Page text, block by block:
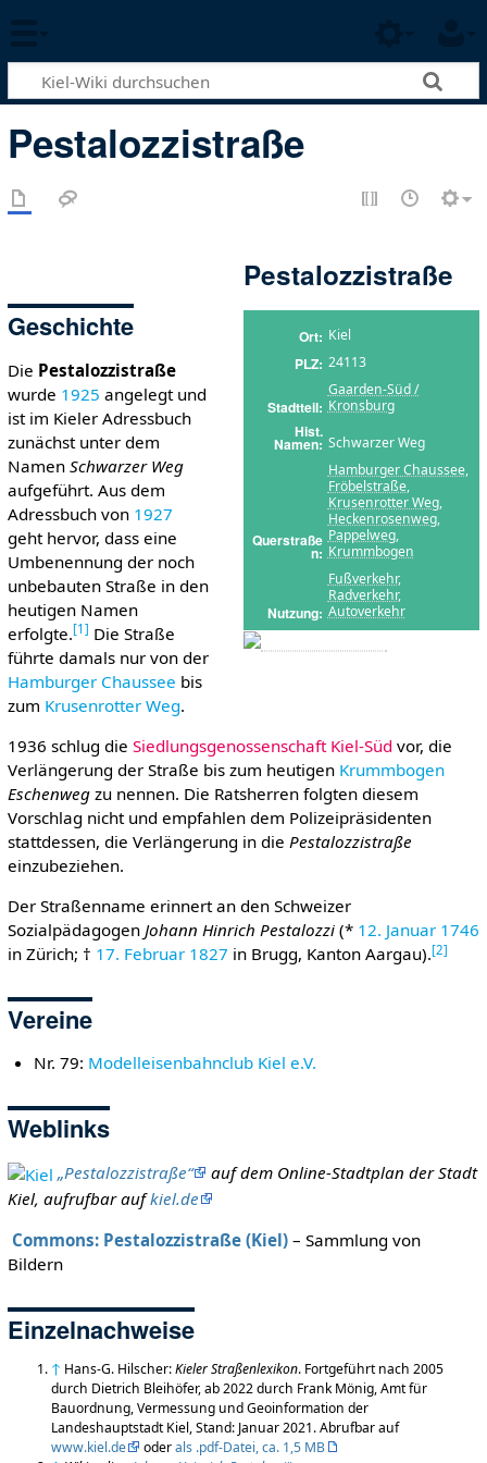
Pestalozzistraße
Pestalozzistraße
Ort Kiel
PLZ 24113
Stadtteil
Gaarden-Süd /
Kronsburg
Hist.
Namen Schwarzer Weg
Querstraße
n
Hamburger Chaussee,
Fröbelstraße,
Krusenrotter Weg,
Heckenrosenweg,
Pappelweg,
Krummbogen
Nutzung
Fußverkehr,
Radverkehr,
Autoverkehr
Geschichte
Die Pestalozzistraße
wurde 1925 angelegt und
ist im Kieler Adressbuch
zunächst unter dem
Namen Schwarzer Weg
aufgeführt. Aus dem
Adressbuch von 1927
geht hervor, dass eine
Umbenennung der noch
unbebauten Straße in den
heutigen Namen
erfolgte.[1 ] Die Straße
führte damals nur von der
Hamburger Chaussee bis
zum Krusenrotter Weg.
1936 schlug die Siedlungsgenossenschaft Kiel-Süd vor, die
Verlängerung der Straße bis zum heutigen Krummbogen
Eschenwegzu nennen. Die Ratsherren folgten diesem
Vorschlag nicht und empfahlen dem Polizeipräsidenten
stattdessen, die Verlängerung in die Pestalozzistraße
einzubeziehen.
Der Straßenname erinnert an den Schweizer
Sozialpädagogen Johann Hinrich Pestalozzi(* 12. Januar 1746
in Zürich; † 17. Februar 1827 in Brugg, Kanton Aargau).[2]
Vereine
Nr. 79: Modelleisenbahnclub Kiel e.V.
Weblinks
„Pestalozzistraße“
auf dem Online-Stadtplan der Stadt
Kiel, aufrufbar aufkiel.de
Commons: Pestalozzistraße (Kiel)– Sammlung von
Bildern
Einzelnachweise
↑ Hans-G. Hilscher:Kieler Straßenlexikon. Fortgeführt nach 2005
durch Dietrich Bleihöfer, ab 2022 durch Frank Mönig, Amt für
Bauordnung, Vermessung und Geoinformation der
Landeshauptstadt Kiel, Stand: Januar 2021. Abrufbar auf
www.kiel.de
oderals .pdf-Datei, ca. 1,5 MB